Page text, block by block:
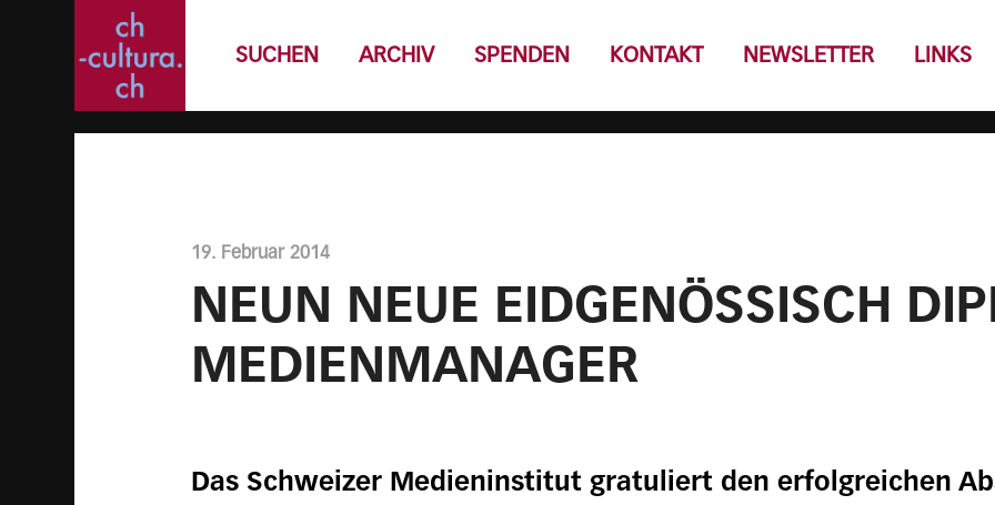
SUCHEN ARCHIV SPENDEN KONTAKT NEWSLETTER LINKS
19. Februar 2014
NEUN NEUE EIDGENÖSSISCH
MEDIENMANAGER
Das Schweizer Medieninstitut gratuliert den erfolgreichen